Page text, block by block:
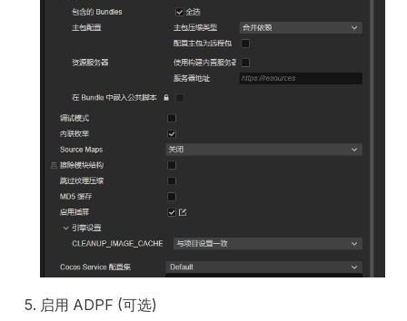
启用 ADPF (可选)